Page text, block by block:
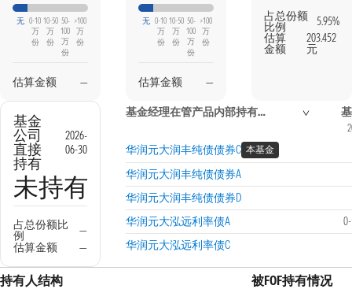
无 0-10
万
份
10-50
万
份
50-
100
万
份
>100
万
份
估算金额 —
无 0-10
万
份
10-50
万
份
50-
100
万
份
>100
万
份
估算金额 —
占总份额
比例
5.95%
估算
金额
203.452
元
基金
公司
直接
持有
2026-
06-30
未持有
占总份额比
例
—
估算金额
—
基金经理在管产品内部持有信息
华润元大润丰纯债债券C 本基金
华润元大润丰纯债债券A
华润元大润丰纯债债券D
华润元大泓远利率债A
华润元大泓远利率债C
持有人结构 被FOF持有情况